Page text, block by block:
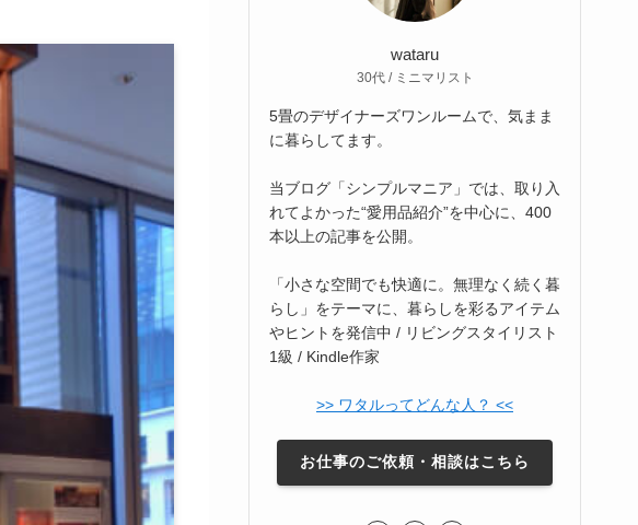
wataru
30代 / ミニマリスト
5畳のデザイナーズワンルームで、気まま
に暮らしてます。
当ブログ「シンプルマニア」では、取り入
れてよかった“愛用品紹介”を中心に、400
本以上の記事を公開。
「小さな空間でも快適に。無理なく続く暮
らし」をテーマに、暮らしを彩るアイテム
やヒントを発信中 / リビングスタイリスト
1級 / Kindle作家
>> ワタルってどんな人？ <<
お仕事のご依頼・相談はこちら